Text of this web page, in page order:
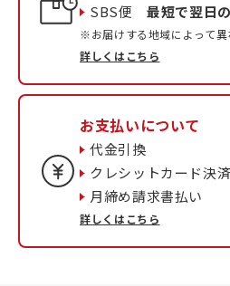
SBS便最短で翌日
※お届けする地域によって異
詳しくはこちら
お支払いについて
代金引換
クレシットカード決済
月締め請求書払い
詳しくはこちら